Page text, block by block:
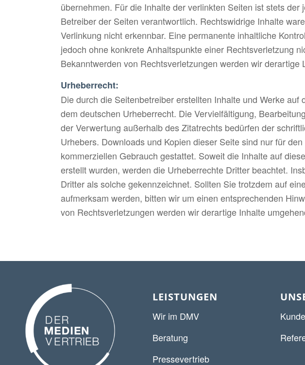
übernehmen. Für die Inhalte der verlinkten Seiten ist stets der
Betreiber der Seiten verantwortlich. Rechtswidrige Inhalte
Verlinkung nicht erkennbar. Eine permanente inhaltliche
jedoch ohne konkrete Anhaltspunkte einer Rechtsverletzung
Bekanntwerden von Rechtsverletzungen werden wir derartige
Urheberrecht:
Die durch die Seitenbetreiber erstellten Inhalte und Werke auf
dem deutschen Urheberrecht. Die Vervielfältigung,
der Verwertung außerhalb des Zitatrechts bedürfen der
Urhebers. Downloads und Kopien dieser Seite sind nur für
kommerziellen Gebrauch gestattet. Soweit die Inhalte auf
erstellt wurden, werden die Urheberrechte Dritter beachtet.
Dritter als solche gekennzeichnet. Sollten Sie trotzdem auf
aufmerksam werden, bitten wir um einen entsprechenden
von Rechtsverletzungen werden wir derartige Inhalte
LEISTUNGEN
Wir im DMV
Beratung
Pressevertrieb